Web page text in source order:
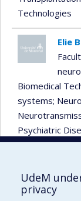
Technologies
Elie
Biomedical
systems;
Psychiatric
UdeM
privacy